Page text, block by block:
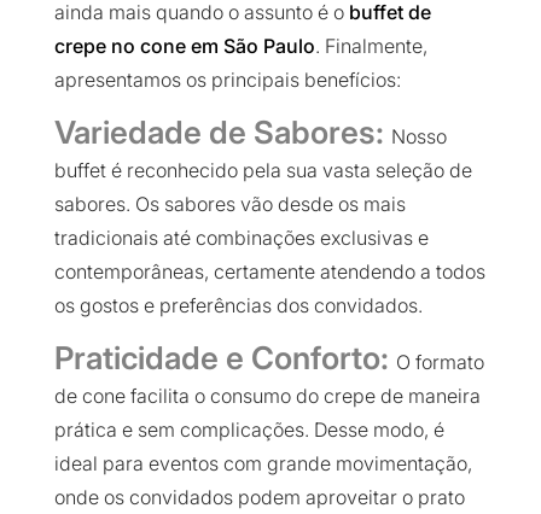
ainda mais quando o assunto é o buffet de
crepe no cone em São Paulo. Finalmente,
apresentamos os principais benefícios:
Variedade de Sabores: Nosso
buffet é reconhecido pela sua vasta seleção de
sabores. Os sabores vão desde os mais
tradicionais até combinações exclusivas e
contemporâneas, certamente atendendo a todos
os gostos e preferências dos convidados.
Praticidade e Conforto: O formato
de cone facilita o consumo do crepe de maneira
prática e sem complicações. Desse modo, é
ideal para eventos com grande movimentação,
onde os convidados podem aproveitar o prato